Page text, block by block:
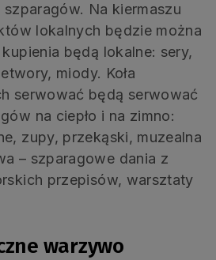
Na kiermaszu
lokalnych będzie można
będą lokalne: sery,
miody. Koła
serwować będą serwować
na ciepło i na zimno:
zupy, przekąski, muzealna
– szparagowe dania z
przepisów, warsztaty
warzywo